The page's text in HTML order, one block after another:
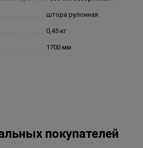
штора рулонная
0,45 кг
1700 мм
покупателей